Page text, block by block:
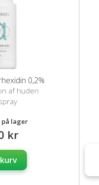
0,2%
af huden
på lager
kr